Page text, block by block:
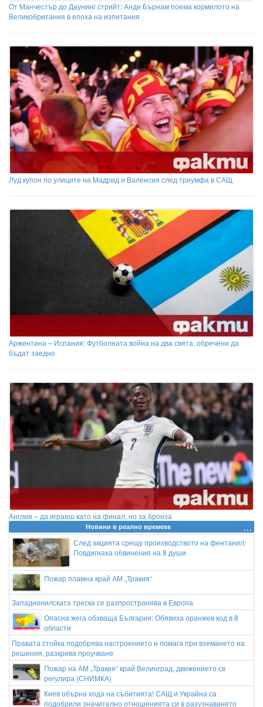
От Манчестър до Даунинг стрийт: Анди Бърнам поема кормилото на
Великобритания в епоха на изпитания
Луд купон по улиците на Мадрид и Валенсия след триумфа в САЩ
Аржентина – Испания: Футболната война на два свята, обречени да
бъдат заедно
Англия – да играеш като на финал, но за бронза
Новини в реално времеss
След акцията срещу производството на фентанил:
Повдигнаха обвинения на 8 души
Пожар пламна край АМ „Тракия“
Западнонилската треска се разпространява в Европа
Опасна жега обхваща България: Обявиха оранжев код в 8
области
Правата стойка подобрява настроението и помага при вземането на
решения, разкрива проучване
Пожар на АМ „Тракия“ край Велинград, движението се
регулира (СНИМКА)
Киев обърна хода на събитията! САЩ и Украйна са
подобрили значително отношенията си в разузнаването